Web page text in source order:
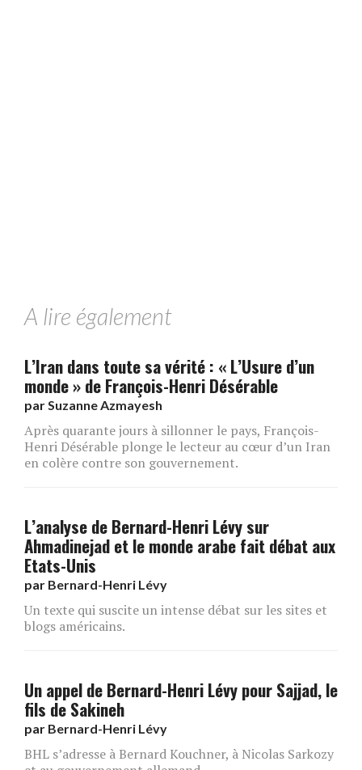
A lire également
L’Iran dans toute sa vérité : « L’Usure d’un
monde » de François-Henri Désérable
par Suzanne Azmayesh
Après quarante jours à sillonner le pays, François-
Henri Désérable plonge le lecteur au cœur d’un Iran
en colère contre son gouvernement.
L’analyse de Bernard-Henri Lévy sur
Ahmadinejad et le monde arabe fait débat aux
Etats-Unis
par Bernard-Henri Lévy
Un texte qui suscite un intense débat sur les sites et
blogs américains.
Un appel de Bernard-Henri Lévy pour Sajjad, le
fils de Sakineh
par Bernard-Henri Lévy
BHL s’adresse à Bernard Kouchner, à Nicolas Sarkozy